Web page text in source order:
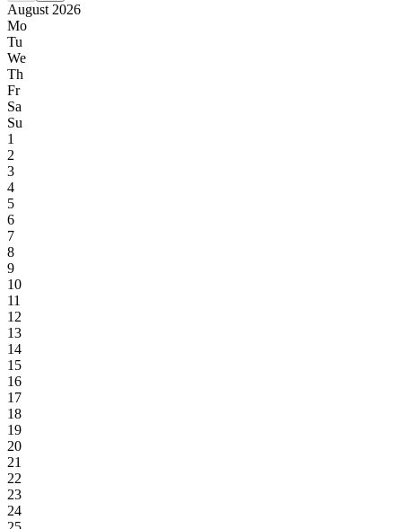
August 2026
Mo
Tu
We
Th
Fr
Sa
Su
1
2
3
4
5
6
7
8
9
10
11
12
13
14
15
16
17
18
19
20
21
22
23
24